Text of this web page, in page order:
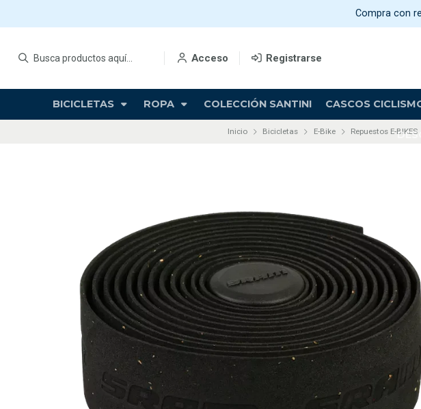
Acceso Registrarse
BICICLETAS ROPA COLECCIÓN SANTINI CASCOS
Compra con
Inicio Bicicletas E-Bike Repuestos E-BIKES